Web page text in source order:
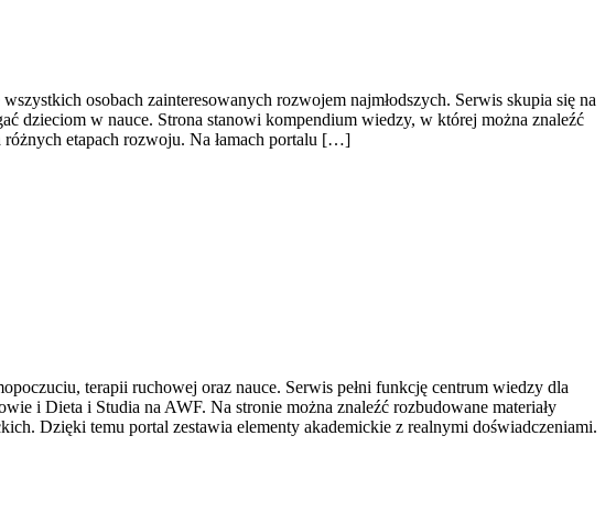
osobach zainteresowanych rozwojem najmłodszych. Serwis skupia się na
dzieciom w nauce. Strona stanowi kompendium wiedzy, w której można znaleźć
etapach rozwoju. Na łamach portalu […]
terapii ruchowej oraz nauce. Serwis pełni funkcję centrum wiedzy dla
i Dieta i Studia na AWF. Na stronie można znaleźć rozbudowane materiały
Dzięki temu portal zestawia elementy akademickie z realnymi doświadczeniami.